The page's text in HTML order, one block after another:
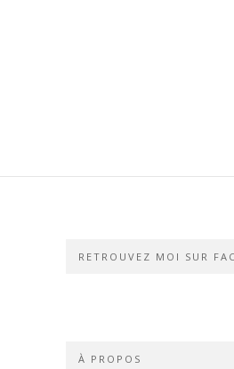
RETROUVEZ MOI SUR
À PROPOS